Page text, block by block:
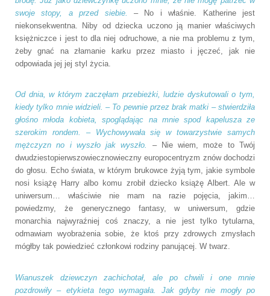
swoje stopy, a przed siebie.
– No i właśnie. Katherine jest
niekonsekwentna. Niby od dziecka uczono ją manier właściwych
księżniczce i jest to dla niej odruchowe, a nie ma problemu z tym,
żeby gnać na złamanie karku przez miasto i jęczeć, jak nie
odpowiada jej jej styl życia.
Od dnia, w którym zaczęłam przebieżki, ludzie dyskutowali o tym,
kiedy tylko mnie widzieli. – To pewnie przez brak matki – stwierdziła
głośno młoda kobieta, spoglądając na mnie spod kapelusza ze
szerokim rondem. – Wychowywała się w towarzystwie samych
mężczyzn no i wyszło jak wyszło.
– Nie wiem, może to Twój
dwudziestopierwszowiecznowieczny europocentryzm znów dochodzi
do głosu. Echo świata, w którym brukowce żyją tym, jakie symbole
nosi książę Harry albo komu zrobił dziecko książę Albert. Ale w
uniwersum… właściwie nie mam na razie pojęcia, jakim…
powiedzmy, że generycznego fantasy, w uniwersum, gdzie
monarchia najwyraźniej coś znaczy, a nie jest tylko tytularna,
odmawiam wyobrażenia sobie, że ktoś przy zdrowych zmysłach
mógłby tak powiedzieć członkowi rodziny panującej. W twarz.
Wianuszek dziewczyn zachichotał, ale po chwili i one mnie
pozdrowiły – etykieta tego wymagała. Jak gdyby nie mogły po